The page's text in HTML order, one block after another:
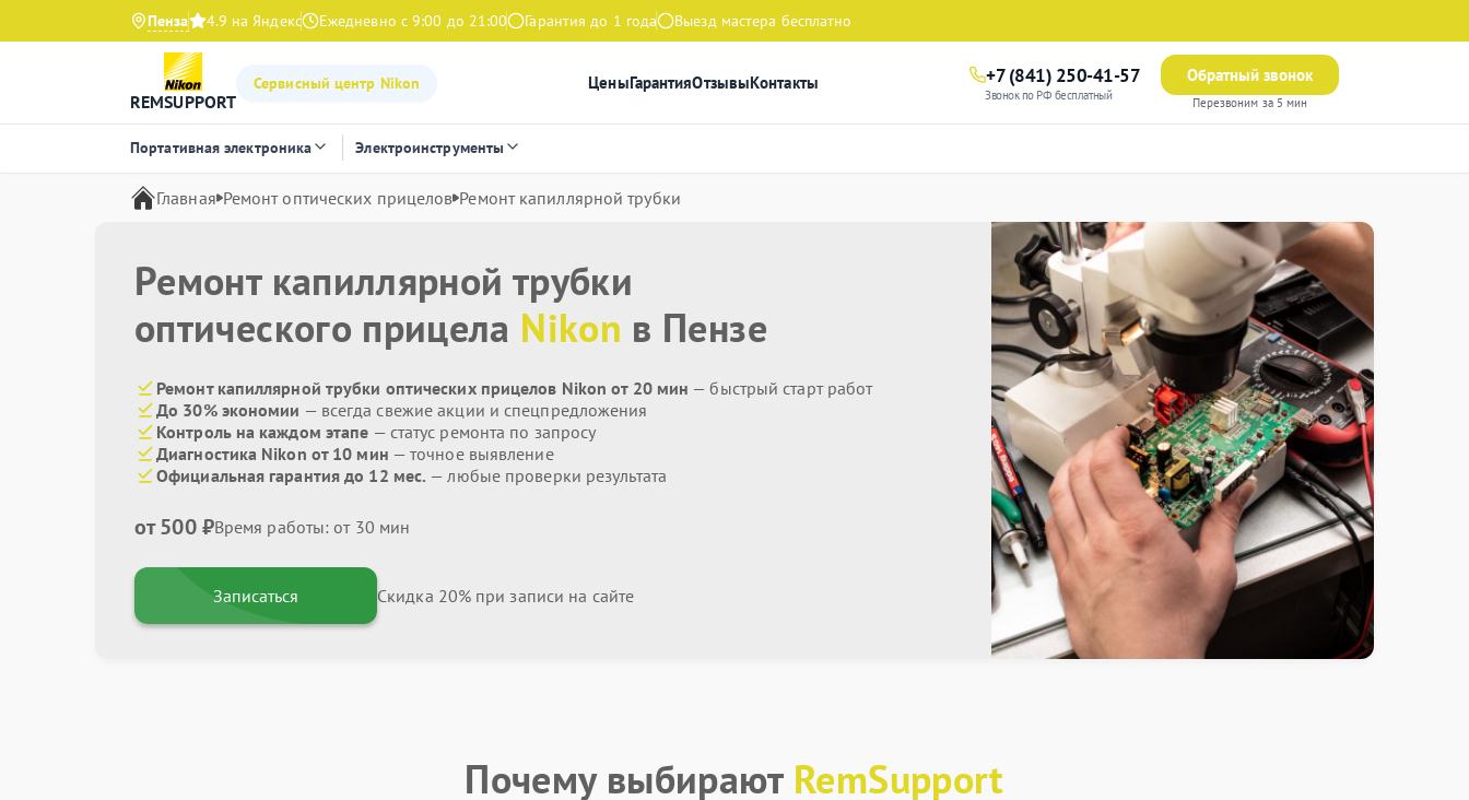
Пенза 4.9 на Яндекс Ежедневно с 9:00 до 21:00 Гарантия до 1 года Выезд мастера бесплатно
REMSUPPORT
Сервисный центр Nikon ЦеныГарантияОтзывыКонтакты +7 (841) 250-41-57
Звонок по РФ бесплатный
Обратный звонок
Перезвоним за 5 мин
Портативная электроника Электроинструменты
Главная Ремонт оптических прицелов Ремонт капиллярной трубки
Ремонт капиллярной трубки
оптического прицела Nikon в Пензе
Ремонт капиллярной трубки оптических прицелов Nikon от 20 мин — быстрый старт работ
До 30% экономии — всегда свежие акции и спецпредложения
Контроль на каждом этапе — статус ремонта по запросу
Диагностика Nikon от 10 мин — точное выявление
Официальная гарантия до 12 мес. — любые проверки результата
от 500 ₽Время работы: от 30 мин
Записаться Скидка 20% при записи на сайте
Почему выбирают RemSupport